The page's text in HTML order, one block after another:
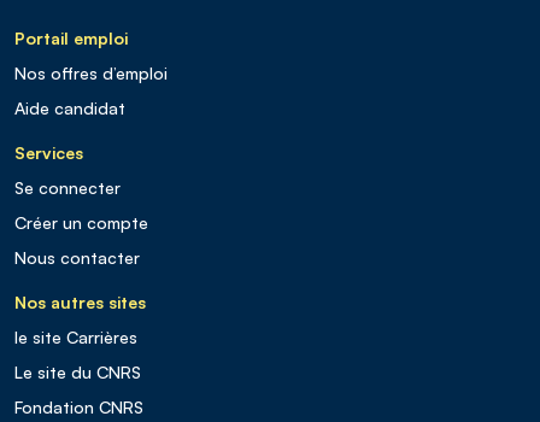
Portail emploi
Nos offres d’emploi
Aide candidat
Services
Se connecter
Créer un compte
Nous contacter
Nos autres sites
le site Carrières
Le site du CNRS
Fondation CNRS